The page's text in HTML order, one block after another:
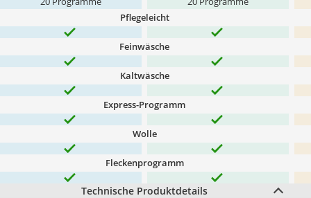
Pflegeleicht
Feinwäsche
Kaltwäsche
Express-Programm
Wolle
Fleckenprogramm
Technische Produktdetails